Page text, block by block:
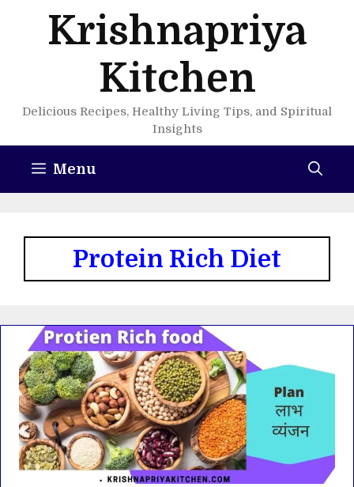
Krishnapriya
Kitchen
Delicious Recipes, Healthy Living Tips, and Spiritual
Insights
Menu
Protein Rich Diet